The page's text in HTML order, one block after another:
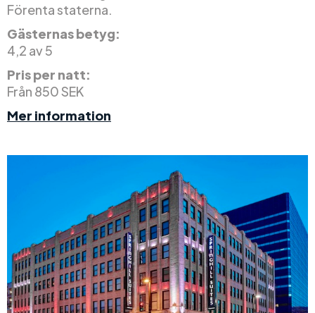
Förenta staterna.
Gästernas betyg:
4,2 av 5
Pris per natt:
Från 850 SEK
Mer information